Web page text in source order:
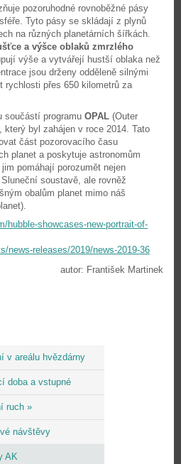
v areálu hvězdárny
doba a vstupné
ruch »
návštěvy
AK
pozoruhodné rovnoběžné pásy
Tyto pásy se skládají z plynů
na různých planetárních šířkách.
a výšce oblaků zmrzlého
výše a vytvářejí hustší oblaka než
jsou drženy odděleně silnými
rychlosti přes 650 kilometrů za
součástí programu OPAL (Outer
který byl zahájen v roce 2014. Tato
část pozorovacího času
planet a poskytuje astronomům
pomáhají porozumět nejen
soustavě, ale rovněž
obalům planet mimo náš
hubble-showcases-new-portrait-of-
news-releases/2019/news-2019-36
autor: František Martinek